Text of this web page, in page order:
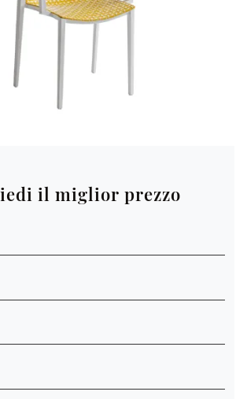
il miglior prezzo